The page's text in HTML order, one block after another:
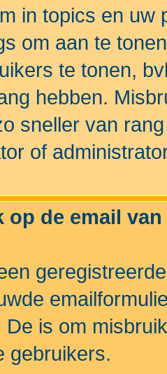
in topics en uw
om aan te
te tonen,
hebben.
sneller van
of
op de email
De is om
gebruikers.